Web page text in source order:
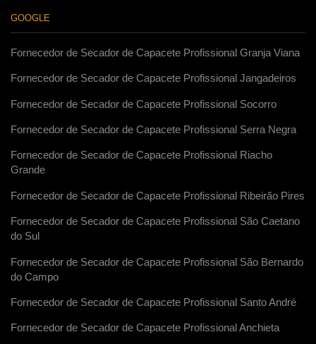
GOOGLE
Fornecedor de Secador de Capacete Profissional Granja Viana
Fornecedor de Secador de Capacete Profissional Jangadeiros
Fornecedor de Secador de Capacete Profissional Socorro
Fornecedor de Secador de Capacete Profissional Serra Negra
Fornecedor de Secador de Capacete Profissional Riacho
Grande
Fornecedor de Secador de Capacete Profissional Ribeirão Pires
Fornecedor de Secador de Capacete Profissional São Caetano
do Sul
Fornecedor de Secador de Capacete Profissional São Bernardo
do Campo
Fornecedor de Secador de Capacete Profissional Santo André
Fornecedor de Secador de Capacete Profissional Anchieta